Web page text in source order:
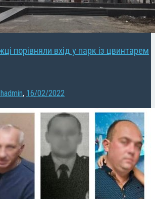
порівняли вхід у парк із цвинтарем
, 16/02/2022